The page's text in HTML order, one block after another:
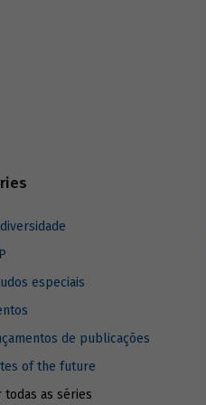
de
o BNDES, foi
de projetos
para além
especiais
de publicações
of the future
todas as séries